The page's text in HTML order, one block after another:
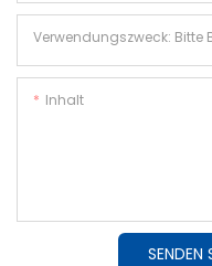
Inhalt
SENDEN